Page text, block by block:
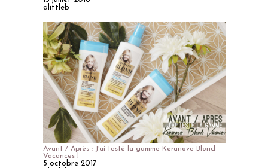
alittleb
Avant / Après : J'ai testé la gamme Keranove Blond
Vacances !
5 octobre 2017